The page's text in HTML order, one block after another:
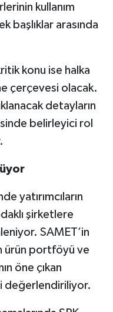
kullanım
başlıklar arasında
konu ise halka
çerçevesi olacak.
detayların
belirleyici rol
yatırımcıların
şirketlere
SAMET’in
ürün portföyü ve
öne çıkan
değerlendiriliyor.